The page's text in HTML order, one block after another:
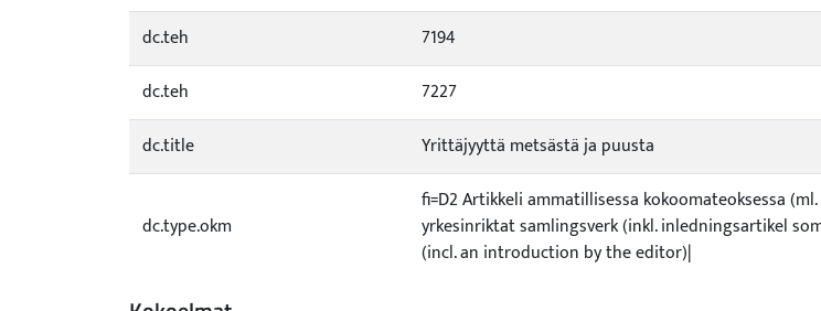
dc.teh
7194
dc.teh
7227
dc.title
Yrittäjyyttä metsästä ja puusta
dc.type.okm
fi=D2 Artikkeli ammatillisessa kokoomateoksessa
yrkesinriktat samlingsverk (inkl. inledningsartikel
(incl. an introduction by the editor)|